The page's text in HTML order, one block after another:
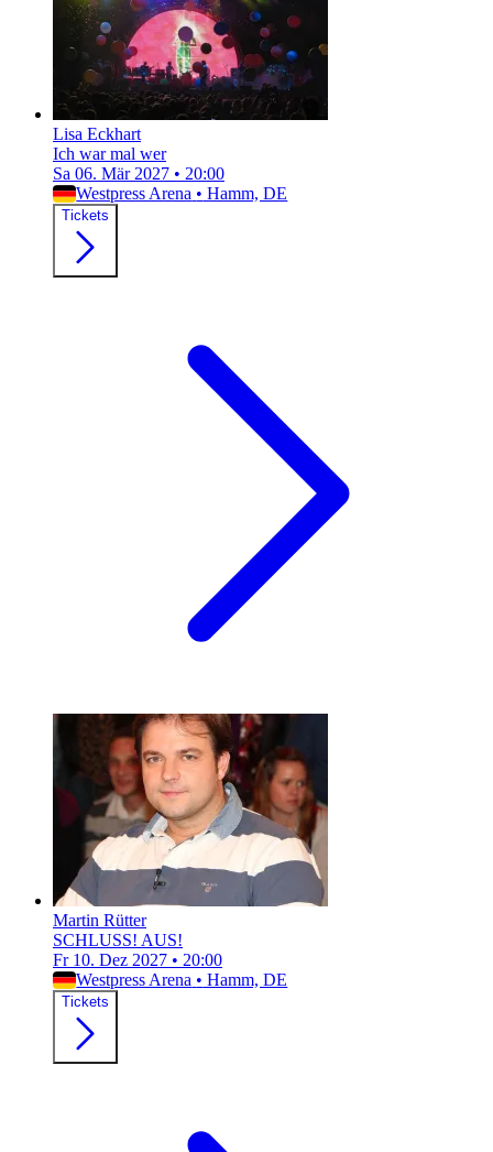
Lisa Eckhart
Ich war mal wer
Sa 06. Mär 2027 • 20:00
Westpress Arena • Hamm, DE
Tickets
Martin Rütter
SCHLUSS! AUS!
Fr 10. Dez 2027 • 20:00
Westpress Arena • Hamm, DE
Tickets